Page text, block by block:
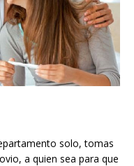
solo, tomas
a quien sea para que